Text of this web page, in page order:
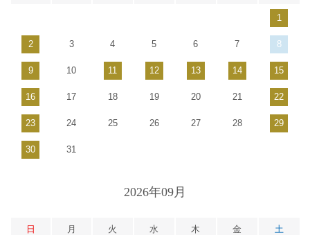
1
2 3 4 5 6 7 8
9 10 11 12 13 14 15
16 17 18 19 20 21 22
23 24 25 26 27 28 29
30 31
2026年09月
日 月 火 水 木 金 土